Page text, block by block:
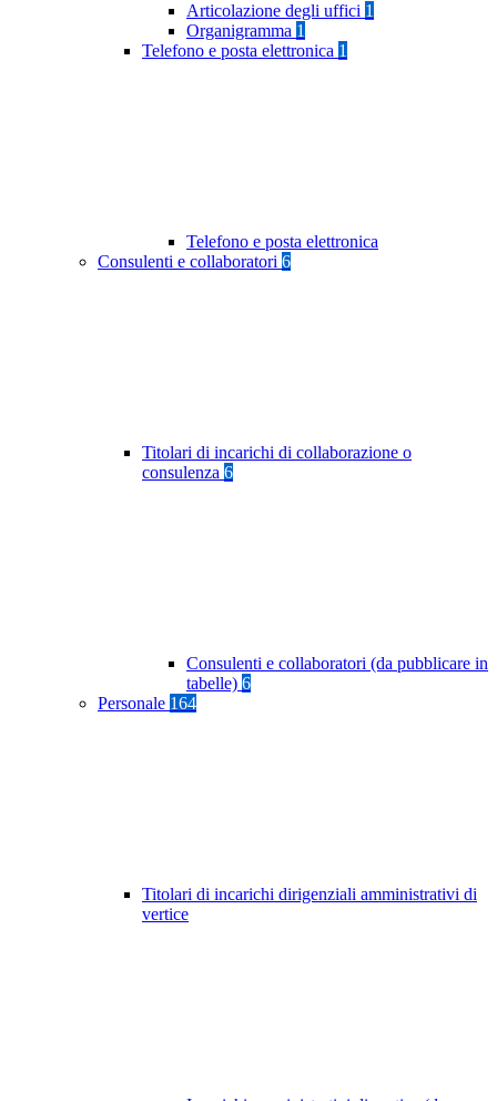
Articolazione degli uffici 1
Organigramma 1
Telefono e posta elettronica 1
Telefono e posta elettronica
Consulenti e collaboratori 6
Titolari di incarichi di collaborazione o
consulenza 6
Consulenti e collaboratori (da pubblicare in
tabelle) 6
Personale 164
Titolari di incarichi dirigenziali amministrativi di
vertice